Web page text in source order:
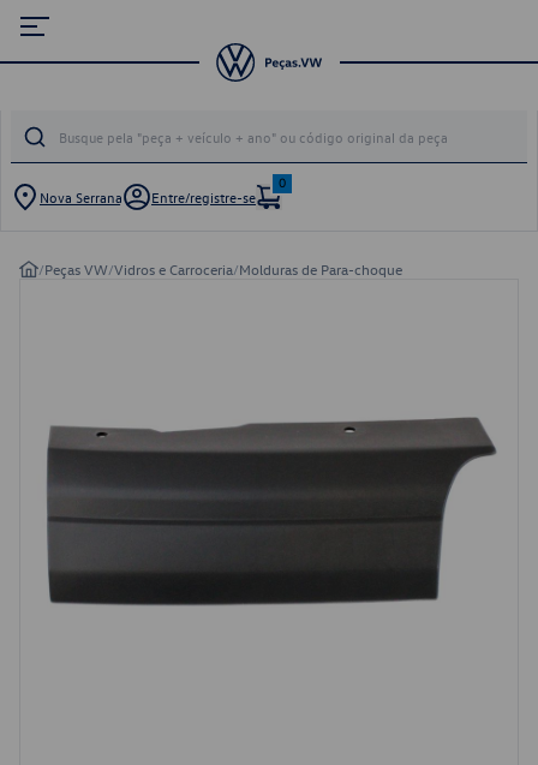
Nova Serrana Entre/registre-se
0
/Peças VW/Vidros e Carroceria/Molduras de Para-choque